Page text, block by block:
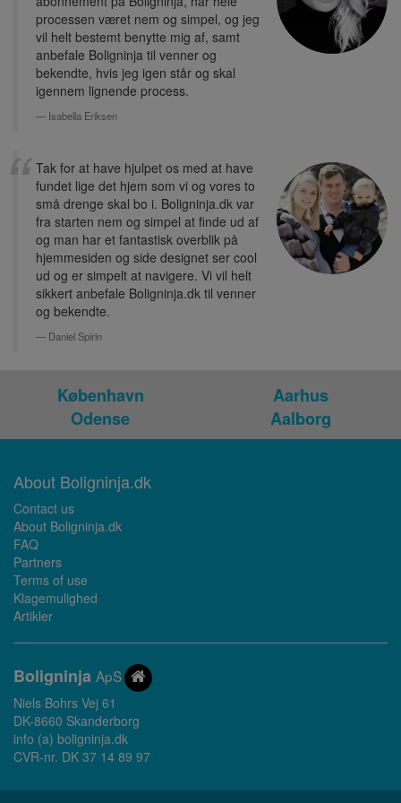
processen været nem og simpel, og jeg
vil helt bestemt benytte mig af, samt
anbefale Boligninja til venner og
bekendte, hvis jeg igen står og skal
igennem lignende process.
Isabella Eriksen
Tak for at have hjulpet os med at have
fundet lige det hjem som vi og vores to
små drenge skal bo i. Boligninja.dk var
fra starten nem og simpel at finde ud af
og man har et fantastisk overblik på
hjemmesiden og side designet ser cool
ud og er simpelt at navigere. Vi vil helt
sikkert anbefale Boligninja.dk til venner
og bekendte.
Daniel Spirin
København
Aarhus
Odense
Aalborg
About Boligninja.dk
Contact us
About Boligninja.dk
FAQ
Partners
Terms of use
Klagemulighed
Artikler
Boligninja ApS
Niels Bohrs Vej 61
DK-8660 Skanderborg
info (a) boligninja.dk
CVR-nr. DK 37 14 89 97